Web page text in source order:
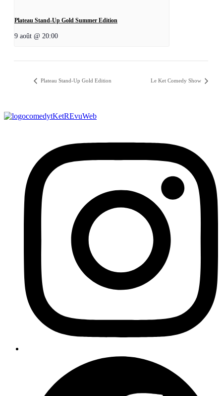
Plateau Stand-Up Gold Summer Edition
9 août @ 20:00
Plateau Stand-Up Gold Edition Le Ket Comedy Show